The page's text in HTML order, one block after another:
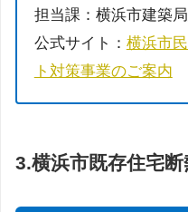
担当課：横浜市建築
公式サイト： 横浜市
ト対策事業のご案内
3.横浜市既存住宅